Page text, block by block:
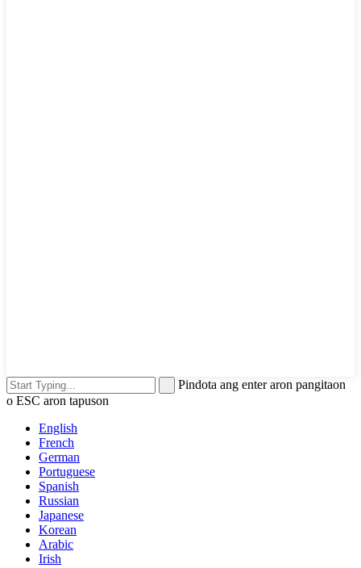
Pindota ang enter aron pangitaon
o ESC aron tapuson
English
French
German
Portuguese
Spanish
Russian
Japanese
Korean
Arabic
Irish